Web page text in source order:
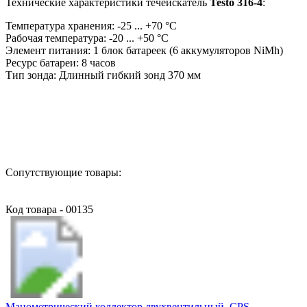
Технические характеристики течеискатель Testo 316-4:
Температура хранения: -25 ... +70 °C
Рабочая температура: -20 ... +50 °C
Элемент питания: 1 блок батареек (6 аккумуляторов NiMh)
Ресурс батареи: 8 часов
Тип зонда: Длинный гибкий зонд 370 мм
Сопутствующие товары:
Код товара - 00135